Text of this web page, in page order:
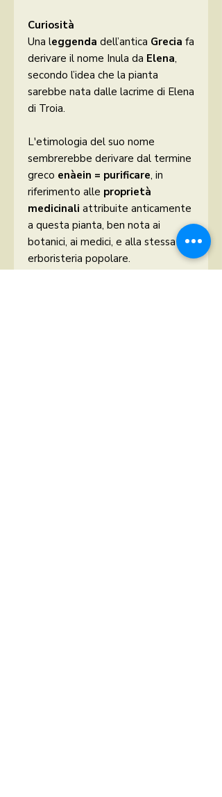
Curiosità
Una leggenda dell’antica Grecia fa
derivare il nome Inula da Elena,
secondo l’idea che la pianta
sarebbe nata dalle lacrime di Elena
di Troia.
L'etimologia del suo nome
sembrerebbe derivare dal termine
greco enàein = purificare, in
riferimento alle proprietà
medicinali attribuite anticamente
a questa pianta, ben nota ai
botanici, ai medici, e alla stessa
erboristeria popolare.